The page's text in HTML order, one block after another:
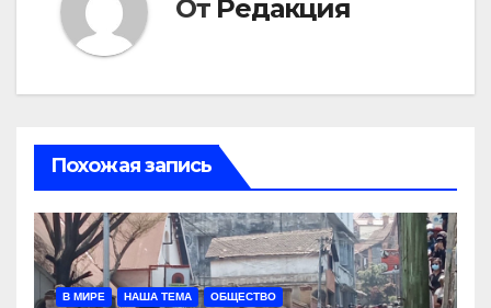
От Редакция
Похожая запись
В МИРЕ НАША ТЕМА ОБЩЕСТВО